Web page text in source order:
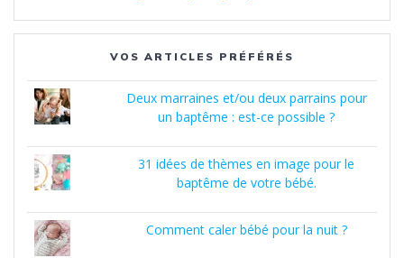
VOS ARTICLES PRÉFÉRÉS
Deux marraines et/ou deux parrains pour
un baptême : est-ce possible ?
31 idées de thèmes en image pour le
baptême de votre bébé.
Comment caler bébé pour la nuit ?